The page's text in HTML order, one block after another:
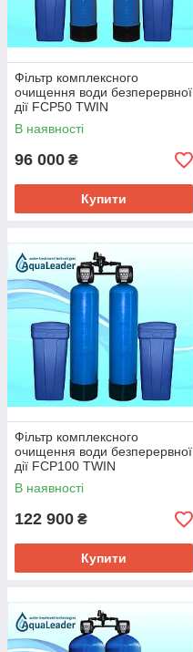
Фільтр комплексного
очищення води безперервної
дії FCP50 TWIN
В наявності
96 000 ₴
Купити
Фільтр комплексного
очищення води безперервної
дії FCP100 TWIN
В наявності
122 900 ₴
Купити